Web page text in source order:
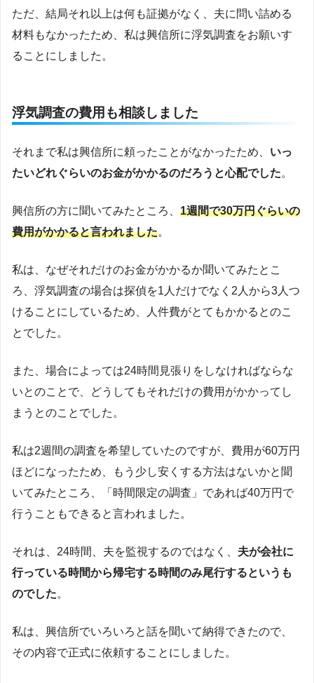
ただ、結局それ以上は何も証拠がなく、夫に問い詰める
材料もなかったため、私は興信所に浮気調査をお願いす
ることにしました。
浮気調査の費用も相談しました
それまで私は興信所に頼ったことがなかったため、 いっ
たいどれぐらいのお金がかかるのだろうと心配でした。
興信所の方に聞いてみたところ、 1週間で30万円ぐらいの
費用がかかると言われました。
私は、なぜそれだけのお金がかかるか聞いてみたとこ
ろ、浮気調査の場合は探偵を1人だけでなく2人から3人つ
けることにしているため、人件費がとてもかかるとのこ
とでした。
また、場合によっては24時間見張りをしなければならな
いとのことで、どうしてもそれだけの費用がかかってし
まうとのことでした。
私は2週間の調査を希望していたのですが、費用が60万円
ほどになったため、もう少し安くする方法はないかと聞
いてみたところ、「時間限定の調査」であれば40万円で
行うこともできると言われました。
それは、24時間、夫を監視するのではなく、 夫が会社に
行っている時間から帰宅する時間のみ尾行するというも
のでした。
私は、興信所でいろいろと話を聞いて納得できたので、
その内容で正式に依頼することにしました。